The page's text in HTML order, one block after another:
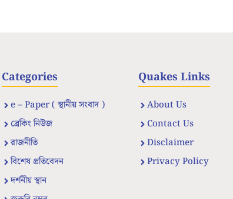
Categories
e – Paper ( স্থানীয় সংবাদ )
ব্রেকিং নিউজ
রাজনীতি
বিশেষ প্রতিবেদন
দর্শনীয় স্থান
Quakes Links
About Us
Contact Us
Disclaimer
Privacy Policy